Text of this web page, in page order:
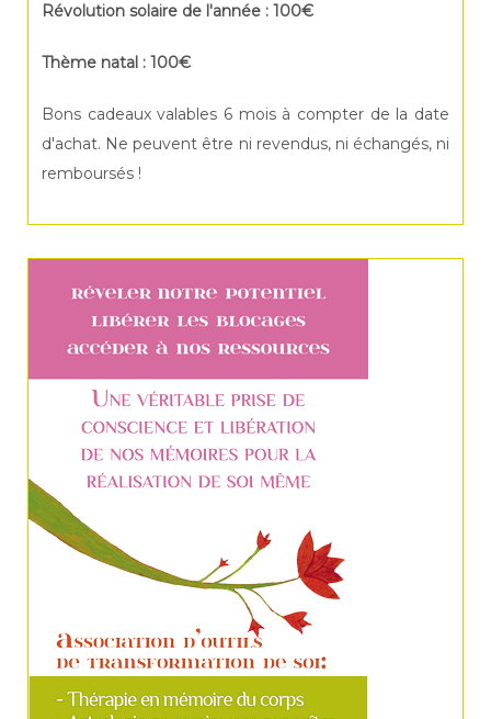
Révolution solaire de l'année : 100€
Thème natal : 100€
Bons cadeaux valables 6 mois à compter de la date
d'achat. Ne peuvent être ni revendus, ni échangés, ni
remboursés !